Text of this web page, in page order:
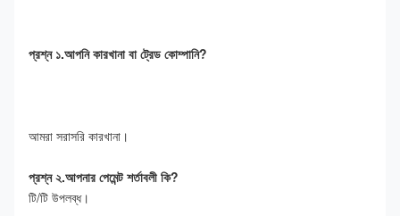
প্রশ্ন ১.আপনি কারখানা বা ট্রেড কোম্পানি?
আমরা সরাসরি কারখানা।
প্রশ্ন ২.আপনার পেমেন্ট শর্তাবলী কি?
টি/টি উপলব্ধ।